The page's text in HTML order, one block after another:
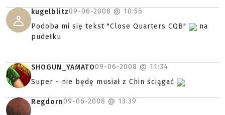
kugelblitz09-06-2008 @ 10:56
Podoba mi się tekst "Close Quarters CQB"
na
pudełku
SHOGUN_YAMATO09-06-2008 @ 11:34
Super - nie będę musiał z Chin ściągać
Regdorn09-06-2008 @ 13:39